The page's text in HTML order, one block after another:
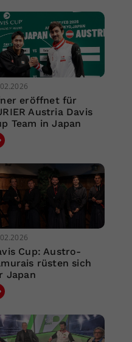
eröffnet für
Austria Davis
Team in Japan
Cup: Austro-
rüsten sich
Japan